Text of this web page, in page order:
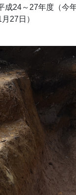
24～27年度（今
27日）